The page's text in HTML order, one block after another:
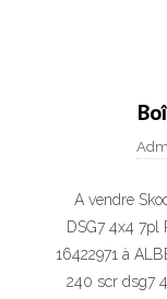
A vendre
DSG7 4x4 7pl
16422971 à
240 scr dsg7